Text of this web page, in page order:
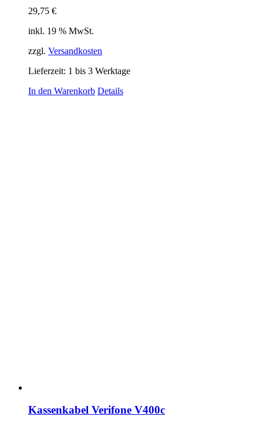
29,75 €
inkl. 19 % MwSt.
zzgl. Versandkosten
Lieferzeit: 1 bis 3 Werktage
In den Warenkorb Details
Kassenkabel Verifone V400c